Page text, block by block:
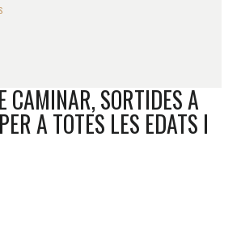
CAMINAR, SORTIDES A
A TOTES LES EDATS I